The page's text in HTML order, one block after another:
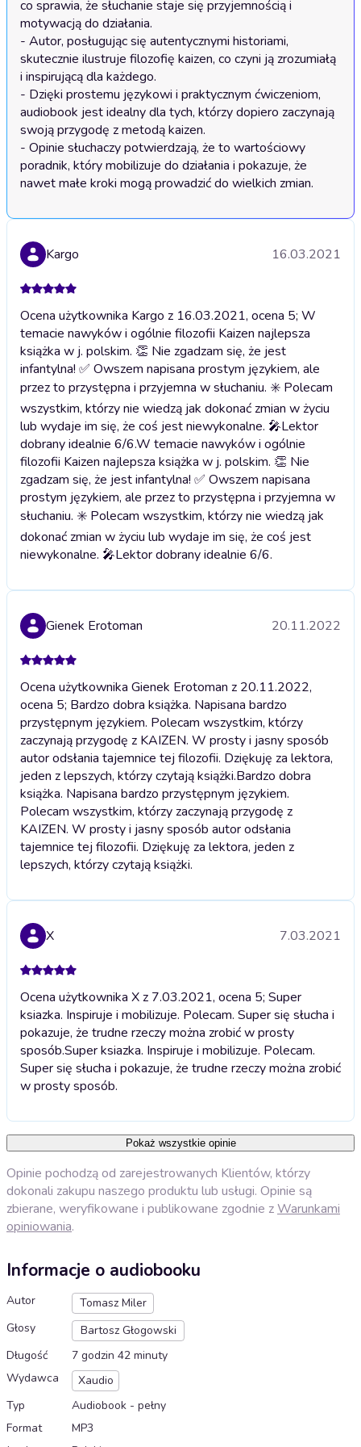
co sprawia, że słuchanie staje się przyjemnością i
motywacją do działania.
- Autor, posługując się autentycznymi historiami,
skutecznie ilustruje filozofię kaizen, co czyni ją zrozumiałą
i inspirującą dla każdego.
- Dzięki prostemu językowi i praktycznym ćwiczeniom,
audiobook jest idealny dla tych, którzy dopiero zaczynają
swoją przygodę z metodą kaizen.
- Opinie słuchaczy potwierdzają, że to wartościowy
poradnik, który mobilizuje do działania i pokazuje, że
nawet małe kroki mogą prowadzić do wielkich zmian.
Kargo 16.03.2021
Ocena użytkownika Kargo z 16.03.2021, ocena 5; W
temacie nawyków i ogólnie filozofii Kaizen najlepsza
książka w j. polskim. 👏 Nie zgadzam się, że jest
infantylna! ✅ Owszem napisana prostym językiem, ale
przez to przystępna i przyjemna w słuchaniu. ✳️ Polecam
wszystkim, którzy nie wiedzą jak dokonać zmian w życiu
lub wydaje im się, że coś jest niewykonalne. 🎤Lektor
dobrany idealnie 6/6.W temacie nawyków i ogólnie
filozofii Kaizen najlepsza książka w j. polskim. 👏 Nie
zgadzam się, że jest infantylna! ✅ Owszem napisana
prostym językiem, ale przez to przystępna i przyjemna w
słuchaniu. ✳️ Polecam wszystkim, którzy nie wiedzą jak
dokonać zmian w życiu lub wydaje im się, że coś jest
niewykonalne. 🎤Lektor dobrany idealnie 6/6.
Gienek Erotoman 20.11.2022
Ocena użytkownika Gienek Erotoman z 20.11.2022,
ocena 5; Bardzo dobra książka. Napisana bardzo
przystępnym językiem. Polecam wszystkim, którzy
zaczynają przygodę z KAIZEN. W prosty i jasny sposób
autor odsłania tajemnice tej filozofii. Dziękuję za lektora,
jeden z lepszych, którzy czytają książki.Bardzo dobra
książka. Napisana bardzo przystępnym językiem.
Polecam wszystkim, którzy zaczynają przygodę z
KAIZEN. W prosty i jasny sposób autor odsłania
tajemnice tej filozofii. Dziękuję za lektora, jeden z
lepszych, którzy czytają książki.
X 7.03.2021
Ocena użytkownika X z 7.03.2021, ocena 5; Super
ksiazka. Inspiruje i mobilizuje. Polecam. Super się słucha i
pokazuje, że trudne rzeczy można zrobić w prosty
sposób.Super ksiazka. Inspiruje i mobilizuje. Polecam.
Super się słucha i pokazuje, że trudne rzeczy można zrobić
w prosty sposób.
Pokaż wszystkie opinie
Opinie pochodzą od zarejestrowanych Klientów, którzy
dokonali zakupu naszego produktu lub usługi. Opinie są
zbierane, weryfikowane i publikowane zgodnie zWarunkami
opiniowania.
Informacje o audiobooku
Autor
Tomasz Miler
Głosy
Bartosz Głogowski
Długość
7 godzin 42 minuty
Wydawca
Xaudio
Typ
Audiobook - pełny
Format
MP3